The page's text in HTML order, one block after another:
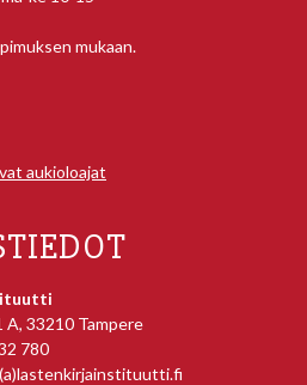
mukaan.
aukioloajat
33210 Tampere
780